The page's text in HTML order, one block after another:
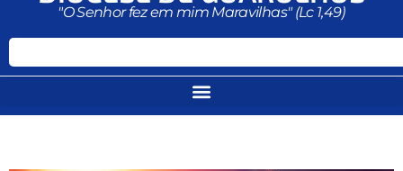
"O Senhor fez em mim Maravilhas" (Lc 1,49)